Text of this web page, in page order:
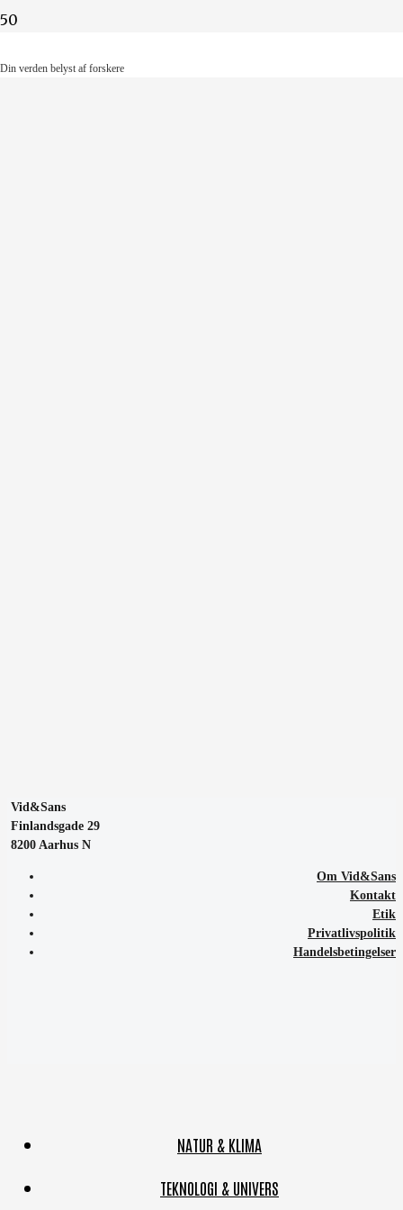
Din verden belyst af forskere
Vid&Sans
Finlandsgade 29
8200 Aarhus N
Om Vid&Sans
Kontakt
Etik
Privatlivspolitik
Handelsbetingelser
NATUR & KLIMA
TEKNOLOGI & UNIVERS